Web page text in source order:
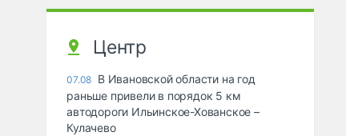
Центр
07.08 В Ивановской области на год
раньше привели в порядок 5 км
автодороги Ильинское-Хованское –
Кулачево